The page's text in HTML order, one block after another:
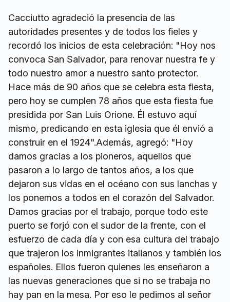
Cacciutto agradeció la presencia de las
autoridades presentes y de todos los fieles y
recordó los inicios de esta celebración: "Hoy nos
convoca San Salvador, para renovar nuestra fe y
todo nuestro amor a nuestro santo protector.
Hace más de 90 años que se celebra esta fiesta,
pero hoy se cumplen 78 años que esta fiesta fue
presidida por San Luis Orione. Él estuvo aquí
mismo, predicando en esta iglesia que él envió a
construir en el 1924".Además, agregó: "Hoy
damos gracias a los pioneros, aquellos que
pasaron a lo largo de tantos años, a los que
dejaron sus vidas en el océano con sus lanchas y
los ponemos a todos en el corazón del Salvador.
Damos gracias por el trabajo, porque todo este
puerto se forjó con el sudor de la frente, con el
esfuerzo de cada día y con esa cultura del trabajo
que trajeron los inmigrantes italianos y también los
españoles. Ellos fueron quienes les enseñaron a
las nuevas generaciones que si no se trabaja no
hay pan en la mesa. Por eso le pedimos al señor